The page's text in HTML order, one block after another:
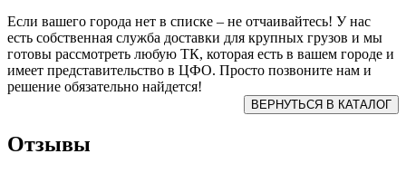
Если вашего города нет в списке – не отчаивайтесь! У нас
есть собственная служба доставки для крупных грузов и мы
готовы рассмотреть любую ТК, которая есть в вашем городе и
имеет представительство в ЦФО. Просто позвоните нам и
решение обязательно найдется!
Отзывы